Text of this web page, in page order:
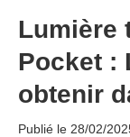
Lumière
Pocket :
obtenir
Publié le 28/02/